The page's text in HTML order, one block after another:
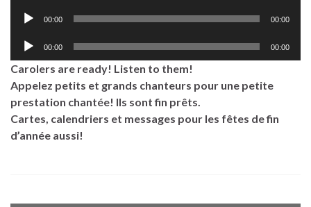
Lecteur
00:00 00:00
Lecteur
00:00 00:00
Carolers are ready! Listen to them!
Appelez petits et grands chanteurs pour une petite
prestation chantée! Ils sont fin prêts.
Cartes, calendriers et messages pour les fêtes de fin
d’année aussi!